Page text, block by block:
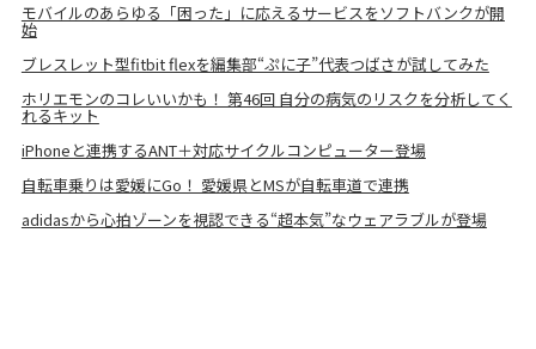
モバイルのあらゆる「困った」に応えるサービスをソフトバンクが開
始
ブレスレット型fitbit flexを編集部“ぷに子”代表つばさが試してみた
ホリエモンのコレいいかも！ 第46回 自分の病気のリスクを分析してく
れるキット
iPhoneと連携するANT＋対応サイクルコンピューター登場
自転車乗りは愛媛にGo！ 愛媛県とMSが自転車道で連携
adidasから心拍ゾーンを視認できる“超本気”なウェアラブルが登場